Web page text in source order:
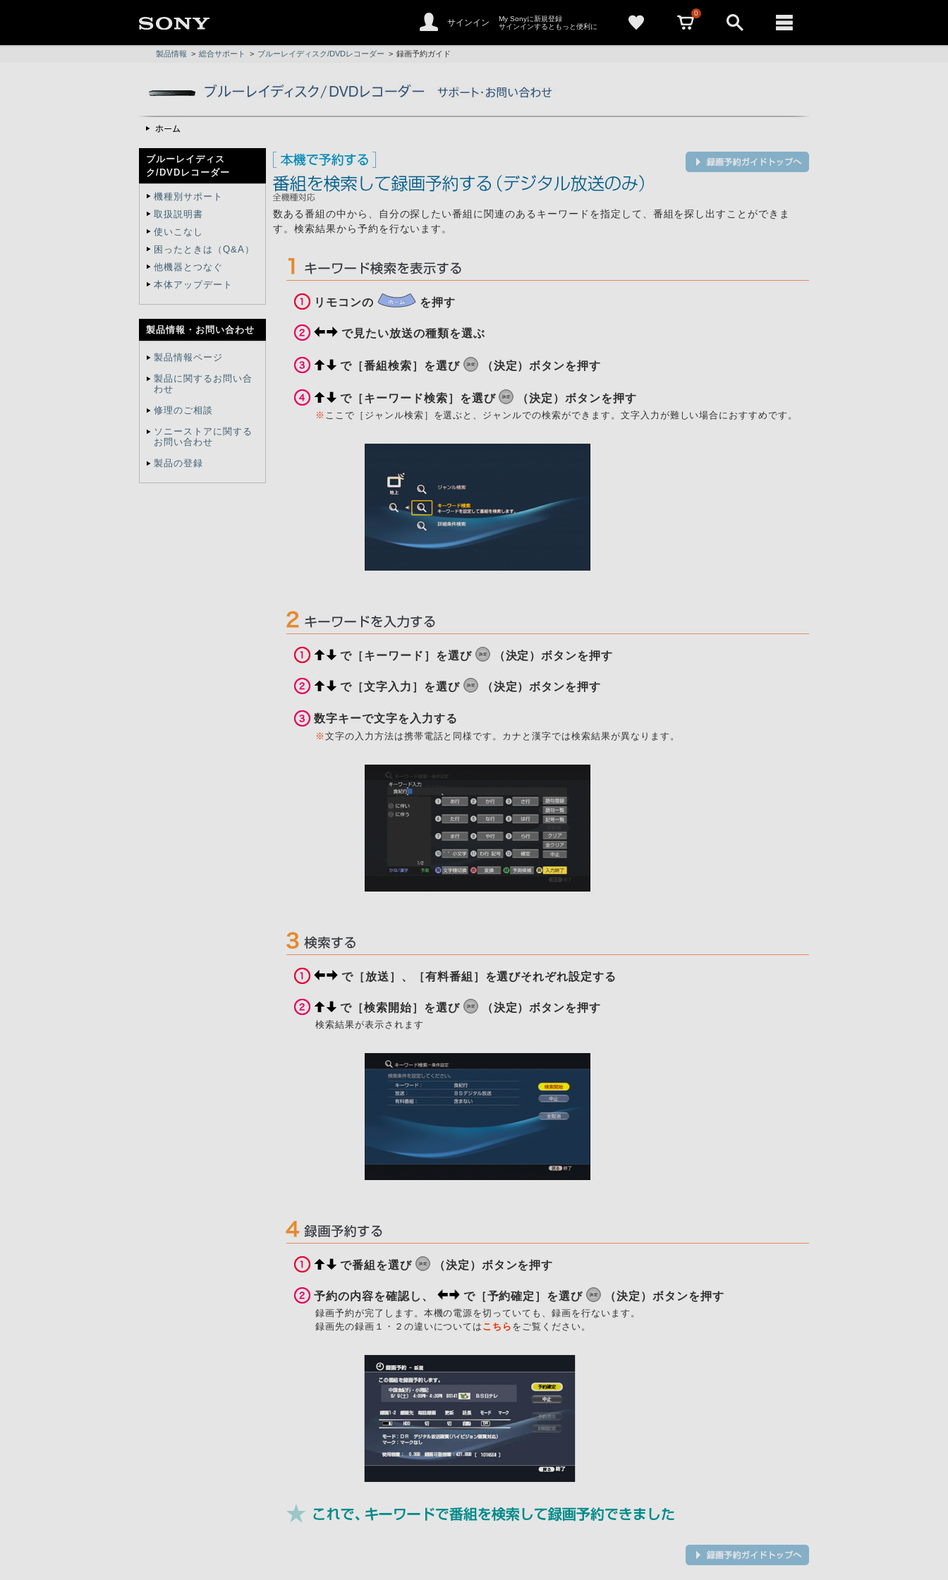
サインイン
My Sonyに新規登録
サインインするともっと便利に
0
製品情報 > 総合サポート > ブルーレイディスク/DVDレコーダー > 録画予約ガイド
ブルーレイディス
ク/DVDレコーダー
機種別サポート
取扱説明書
使いこなし
困ったときは（Q&A）
他機器とつなぐ
本体アップデート
製品情報・ お問い合わせ
製品情報ページ
製品に関するお問い合
わせ
修理のご相談
ソニーストアに関する
お問い合わせ
製品の登録
数ある番組の中から、自分の探したい番組に関連のあるキーワードを指定して、番組を探し出すことができま
す。検索結果から予約を行ないます。
リモコンの を押す
で見たい放送の種類を選ぶ
で［番組検索］を選び （決定）ボタンを押す
で［キーワード検索］を選び （決定）ボタンを押す
※ ここで［ジャンル検索］を選ぶと、ジャンルでの検索ができます。文字入力が難しい場合におすすめです。
で［キーワード］を選び （決定）ボタンを押す
で［文字入力］を選び （決定）ボタンを押す
数字キーで文字を入力する
※ 文字の入力方法は携帯電話と同様です。カナと漢字では検索結果が異なります。
で［放送］、［有料番組］を選びそれぞれ設定する
で［検索開始］を選び （決定）ボタンを押す
検索結果が表示されます
で番組を選び （決定）ボタンを押す
予約の内容を確認し、 で［予約確定］を選び （決定）ボタンを押す
録画予約が完了します。本機の電源を切っていても、録画を行ないます。
録画先の録画１・２の違いについては こちら をご覧ください。